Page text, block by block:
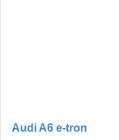
Audi A6 e-tron